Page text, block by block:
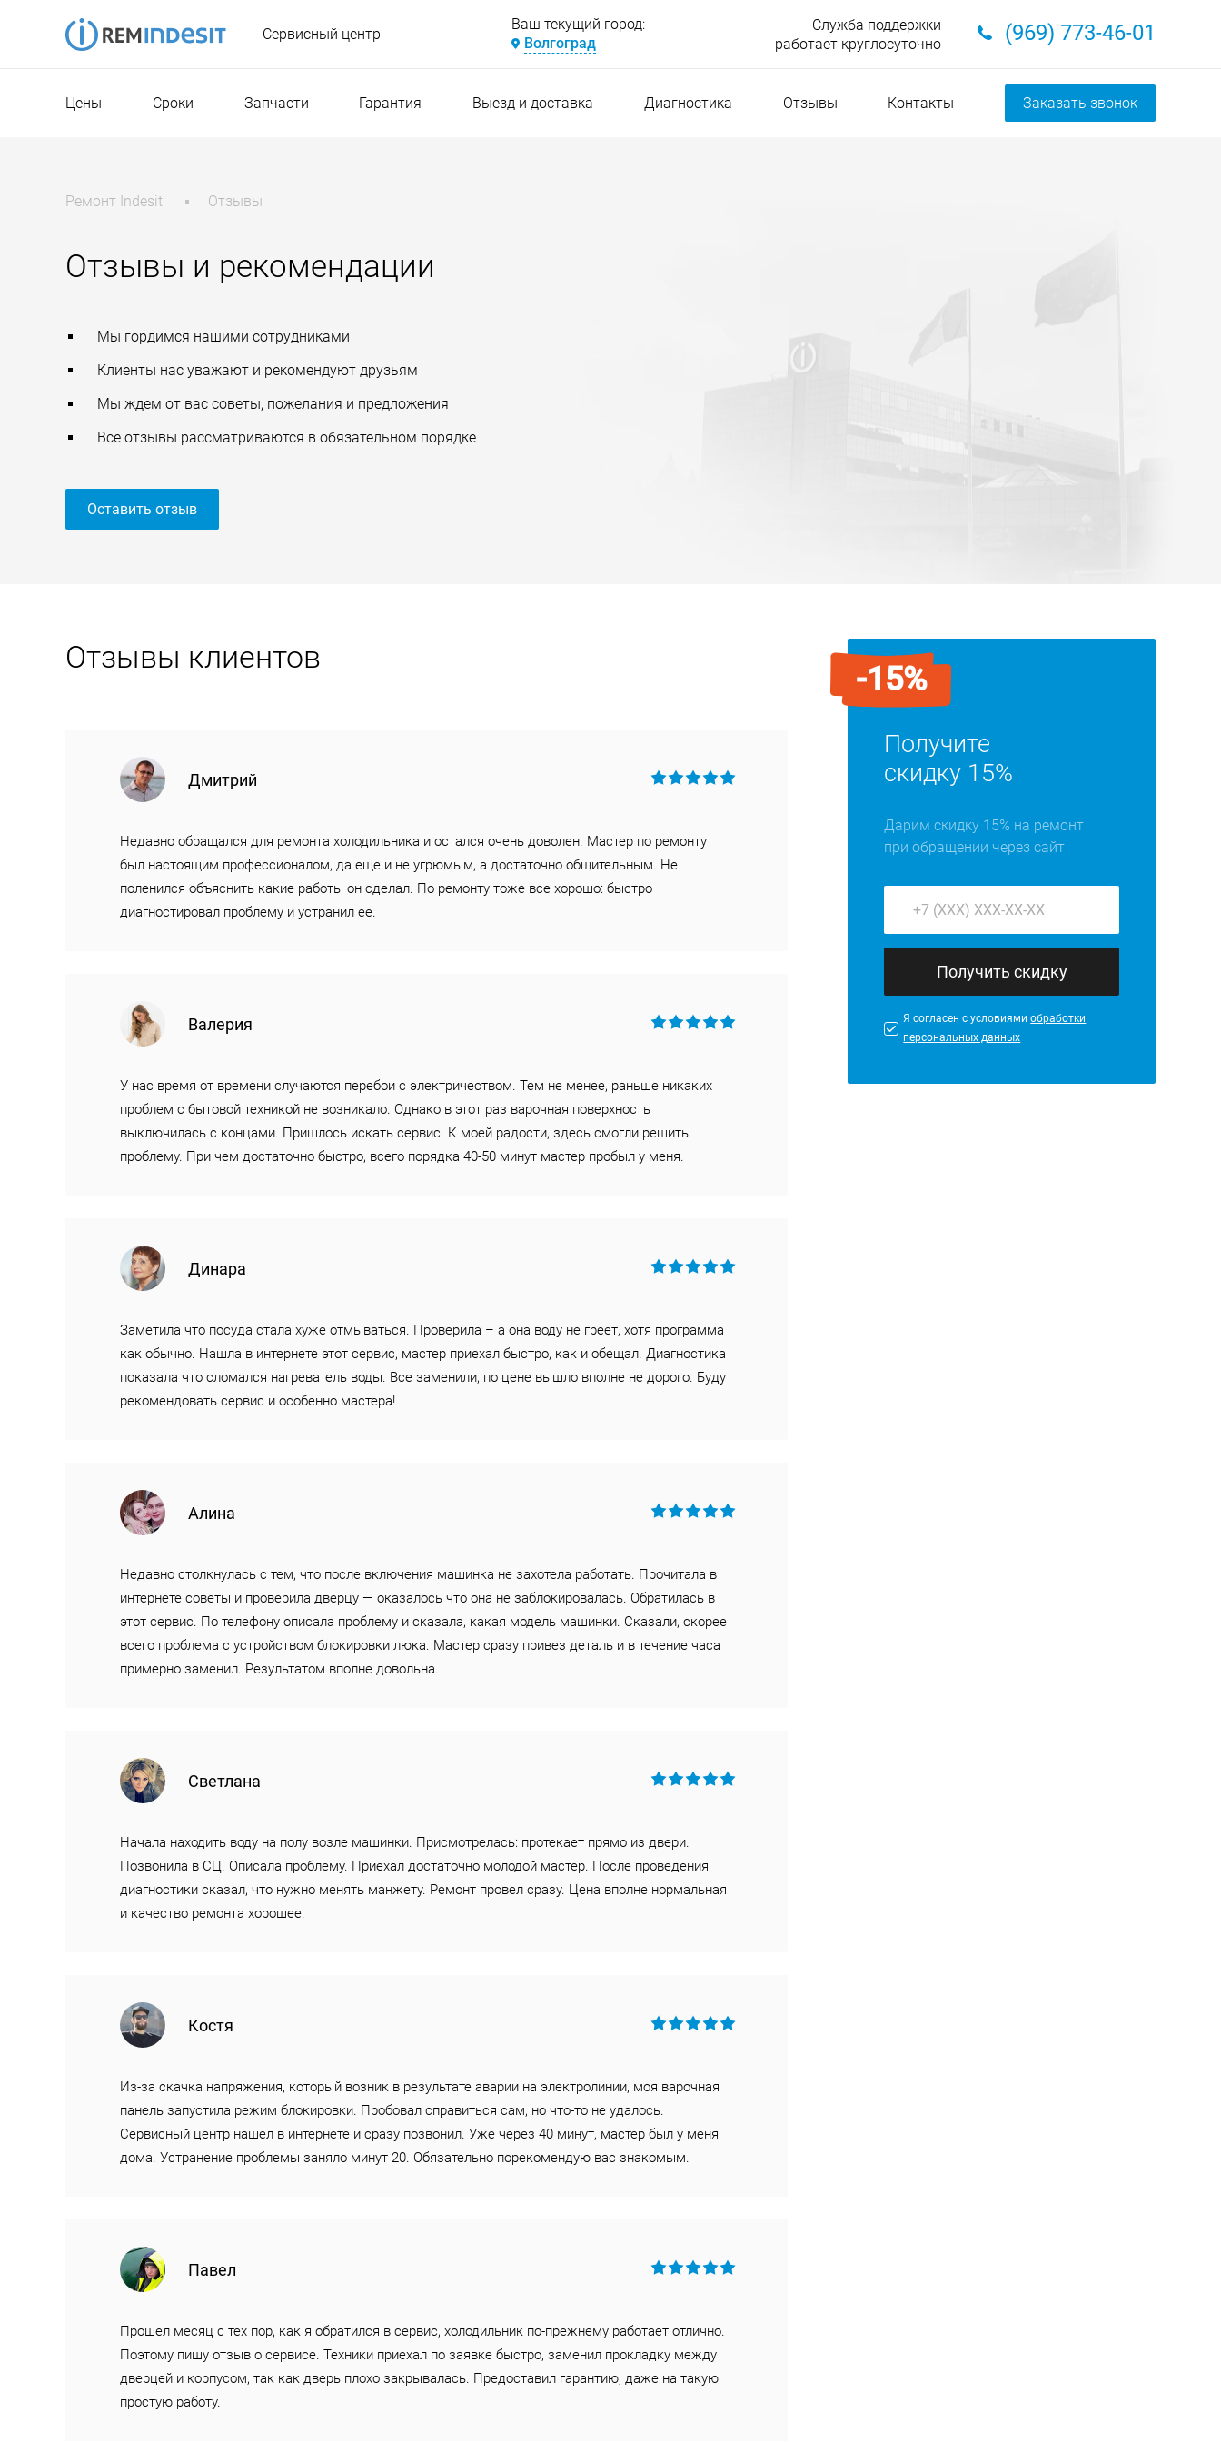
Сервисный центр
Ваш текущий город:
Волгоград
Служба поддержки
работает круглосуточно
(969) 773-46-01
Цены Сроки Запчасти Гарантия Выезд и доставка Диагностика Отзывы Контакты Заказать звонок
Ремонт Indesit Отзывы
Отзывы и рекомендации
Мы гордимся нашими сотрудниками
Клиенты нас уважают и рекомендуют друзьям
Мы ждем от вас советы, пожелания и предложения
Все отзывы рассматриваются в обязательном порядке
Оставить отзыв
Отзывы клиентов
Дмитрий
Недавно обращался для ремонта холодильника и остался очень доволен. Мастер по ремонту
был настоящим профессионалом, да еще и не угрюмым, а достаточно общительным. Не
поленился объяснить какие работы он сделал. По ремонту тоже все хорошо: быстро
диагностировал проблему и устранил ее.
Валерия
У нас время от времени случаются перебои с электричеством. Тем не менее, раньше никаких
проблем с бытовой техникой не возникало. Однако в этот раз варочная поверхность
выключилась с концами. Пришлось искать сервис. К моей радости, здесь смогли решить
проблему. При чем достаточно быстро, всего порядка 40-50 минут мастер пробыл у меня.
Динара
Заметила что посуда стала хуже отмываться. Проверила – а она воду не греет, хотя программа
как обычно. Нашла в интернете этот сервис, мастер приехал быстро, как и обещал. Диагностика
показала что сломался нагреватель воды. Все заменили, по цене вышло вполне не дорого. Буду
рекомендовать сервис и особенно мастера!
Алина
Недавно столкнулась с тем, что после включения машинка не захотела работать. Прочитала в
интернете советы и проверила дверцу — оказалось что она не заблокировалась. Обратилась в
этот сервис. По телефону описала проблему и сказала, какая модель машинки. Сказали, скорее
всего проблема с устройством блокировки люка. Мастер сразу привез деталь и в течение часа
примерно заменил. Результатом вполне довольна.
Светлана
Начала находить воду на полу возле машинки. Присмотрелась: протекает прямо из двери.
Позвонила в СЦ. Описала проблему. Приехал достаточно молодой мастер. После проведения
диагностики сказал, что нужно менять манжету. Ремонт провел сразу. Цена вполне нормальная
и качество ремонта хорошее.
Костя
Из-за скачка напряжения, который возник в результате аварии на электролинии, моя варочная
панель запустила режим блокировки. Пробовал справиться сам, но что-то не удалось.
Сервисный центр нашел в интернете и сразу позвонил. Уже через 40 минут, мастер был у меня
дома. Устранение проблемы заняло минут 20. Обязательно порекомендую вас знакомым.
Павел
Прошел месяц с тех пор, как я обратился в сервис, холодильник по-прежнему работает отлично.
Поэтому пишу отзыв о сервисе. Техники приехал по заявке быстро, заменил прокладку между
дверцей и корпусом, так как дверь плохо закрывалась. Предоставил гарантию, даже на такую
простую работу.
-15%
Получите
скидку 15%
Дарим скидку 15% на ремонт
при обращении через сайт
Получить скидку
Я согласен с условиямиобработки
персональных данных